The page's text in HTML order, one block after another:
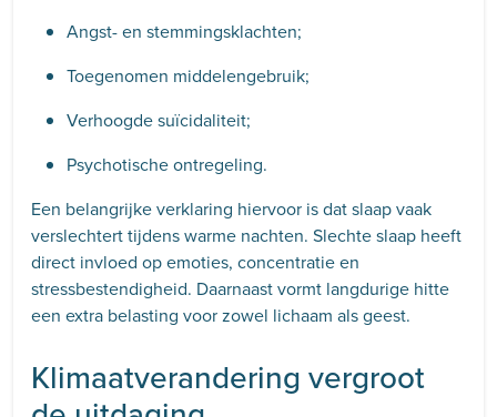
Angst- en stemmingsklachten;
Toegenomen middelengebruik;
Verhoogde suïcidaliteit;
Psychotische ontregeling.
Een belangrijke verklaring hiervoor is dat slaap vaak
verslechtert tijdens warme nachten. Slechte slaap heeft
direct invloed op emoties, concentratie en
stressbestendigheid. Daarnaast vormt langdurige hitte
een extra belasting voor zowel lichaam als geest.
Klimaatverandering vergroot